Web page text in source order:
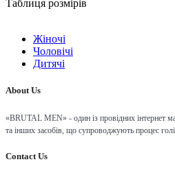
Таблиця розмірів
Жіночі
Чоловічі
Дитячі
About Us
«BRUTAL MEN» - один із провідних інтернет
та інших засобів, що супроводжують процес
Contact Us